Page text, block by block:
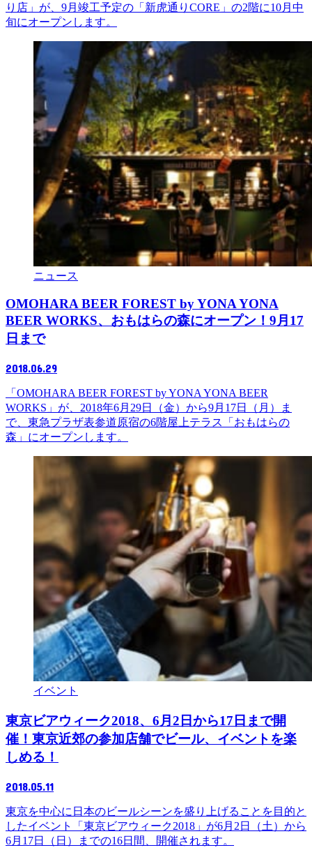
り店」が、9月竣工予定の「新虎通りCORE」の2階に10月中
旬にオープンします。
ニュース
OMOHARA BEER FOREST by YONA YONA
BEER WORKS、おもはらの森にオープン！9月17
日まで
2018.06.29
「OMOHARA BEER FOREST by YONA YONA BEER
WORKS」が、2018年6月29日（金）から9月17日（月）ま
で、東急プラザ表参道原宿の6階屋上テラス「おもはらの
森」にオープンします。
イベント
東京ビアウィーク2018、6月2日から17日まで開
催！東京近郊の参加店舗でビール、イベントを楽
しめる！
2018.05.11
東京を中心に日本のビールシーンを盛り上げることを目的と
したイベント「東京ビアウィーク2018」が6月2日（土）から
6月17日（日）までの16日間、開催されます。